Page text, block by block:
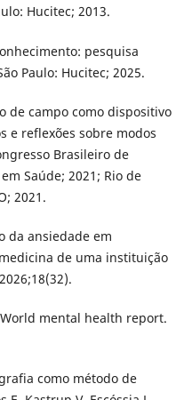
Hucitec; 2013.
pesquisa
Paulo: Hucitec; 2025.
de campo como dispositivo
e reflexões sobre modos
Brasileiro de
Saúde; 2021; Rio de
2021.
da ansiedade em
de uma instituição
mental health report.
como método de